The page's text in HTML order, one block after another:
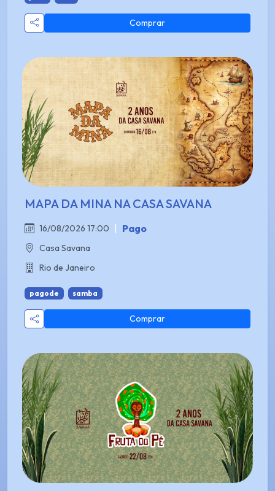
Comprar
MAPA DA MINA NA CASA SAVANA
16/08/2026 17:00 Pago
Casa Savana
Rio de Janeiro
pagode samba
Comprar